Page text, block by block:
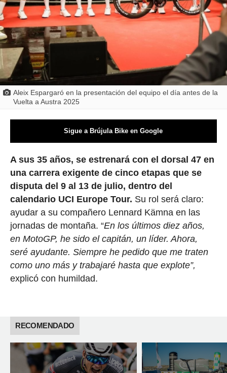
Aleix Espargaró en la presentación del equipo el día antes de la
Vuelta a Austra 2025
Sigue a Brújula Bike en Google
A sus 35 años, se estrenará con el dorsal 47 en
una carrera exigente de cinco etapas que se
disputa del 9 al 13 de julio, dentro del
calendario UCI Europe Tour. Su rol será claro:
ayudar a su compañero Lennard Kämna en las
jornadas de montaña. “En los últimos diez años,
en MotoGP, he sido el capitán, un líder. Ahora,
seré ayudante. Siempre he pedido que me traten
como uno más y trabajaré hasta que explote”,
explicó con humildad.
RECOMENDADO